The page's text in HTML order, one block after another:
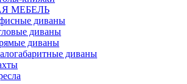
МЕБЕЛЬ
диваны
диваны
диваны
диваны